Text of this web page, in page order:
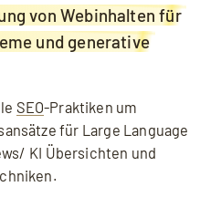
von Webinhalten für
und generative
SEO-Praktiken um
für Large Language
KI Übersichten und